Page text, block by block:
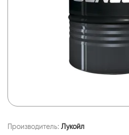
Производитель: Лукойл